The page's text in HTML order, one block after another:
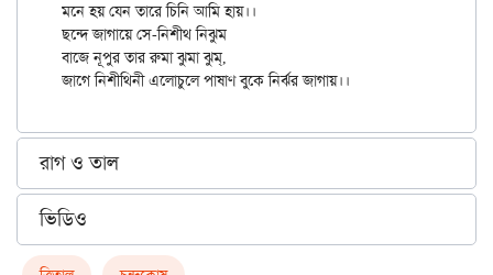
মনে হয় যেন তারে চিনি আমি হায়।।
ছন্দে জাগায়ে সে-নিশীথ নিঝুম
বাজে নূপুর তার রুমা ঝুমা ঝুম্,
রাগ ও তাল
ভিডিও